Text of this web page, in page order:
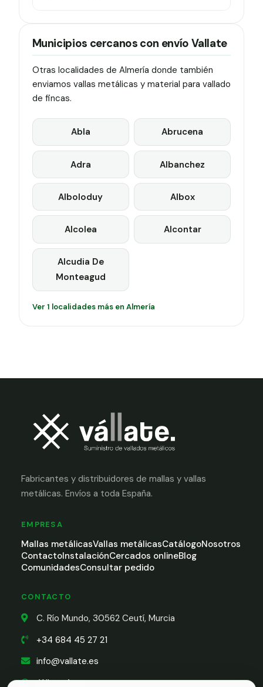
Municipios cercanos con envío Vallate
Otras localidades de Almería donde también
enviamos vallas metálicas y material para vallado
de fincas.
Abla Abrucena
Adra Albanchez
Alboloduy Albox
Alcolea Alcontar
Alcudia De
Monteagud
Ver 1 localidades más en Almería
Fabricantes y distribuidores de mallas y vallas
metálicas. Envíos a toda España.
EMPRESA
Mallas metálicasVallas metálicasCatálogoNosotros
ContactoInstalaciónCercados onlineBlog
ComunidadesConsultar pedido
CONTACTO
C. Río Mundo, 30562 Ceutí, Murcia
+34 684 45 27 21
info@vallate.es
WhatsApp